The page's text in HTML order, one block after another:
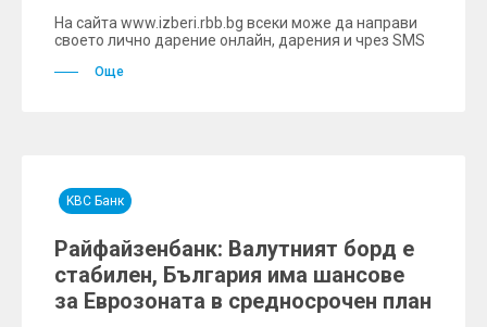
На сайта www.izberi.rbb.bg всеки може да направи
своето лично дарение онлайн, дарения и чрез SMS
Още
KBC Банк
Райфайзенбанк: Валутният борд е
стабилен, България има шансове
за Еврозоната в средносрочен план